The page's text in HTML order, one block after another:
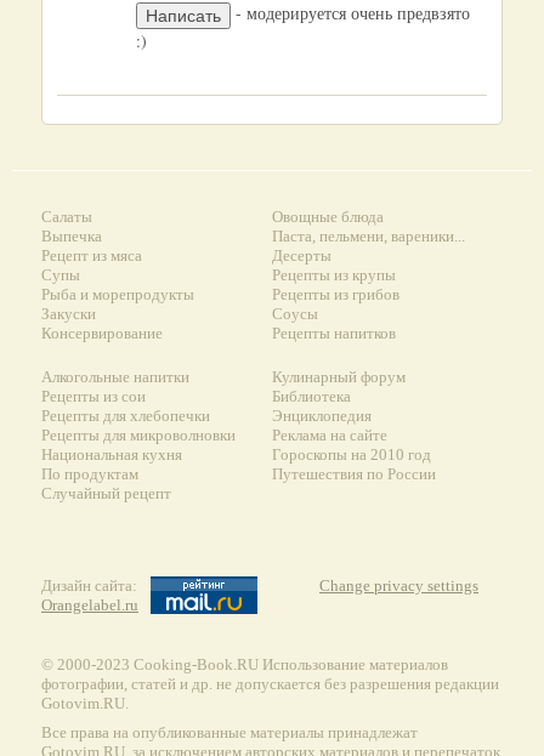
- модерируется очень предвзято
:)
Салаты
Выпечка
Рецепт из мяса
Супы
Рыба и морепродукты
Закуски
Консервирование
Овощные блюда
Паста, пельмени, вареники...
Десерты
Рецепты из крупы
Рецепты из грибов
Соусы
Рецепты напитков
Алкогольные напитки
Рецепты из сои
Рецепты для хлебопечки
Рецепты для микроволновки
Национальная кухня
По продуктам
Случайный рецепт
Кулинарный форум
Библиотека
Энциклопедия
Реклама на сайте
Гороскопы на 2010 год
Путешествия по России
Дизайн сайта:
Orangelabel.ru
Change privacy settings
© 2000-2023 Сooking-Book.RU Использование материалов
фотографии, статей и др. не допускается без разрешения редакции
Gotovim.RU.
Все права на опубликованные материалы принадлежат
Gotovim.RU, за исключением авторских материалов и перепечаток